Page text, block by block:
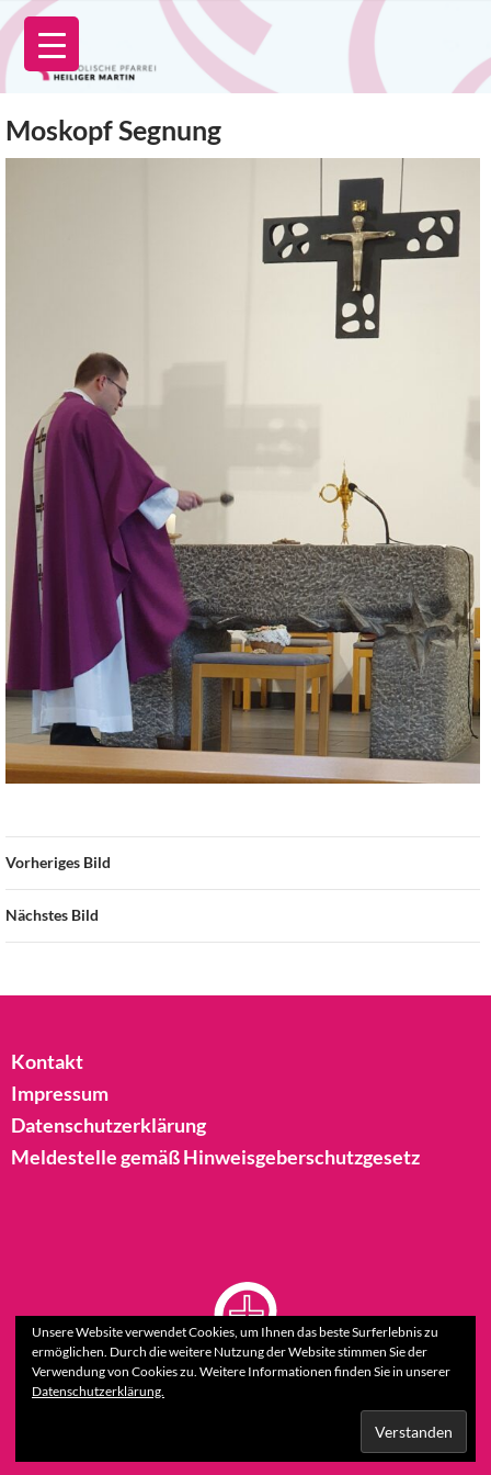
Zum
Inhalt
springen
Moskopf Segnung
Vorheriges Bild
Nächstes Bild
Kontakt
Impressum
Datenschutzerklärung
Meldestelle gemäß Hinweisgeberschutzgesetz
Unsere Website verwendet Cookies, um Ihnen das beste Surferlebnis zu
ermöglichen. Durch die weitere Nutzung der Website stimmen Sie der
Verwendung von Cookies zu. Weitere Informationen finden Sie in unserer
Datenschutzerklärung.